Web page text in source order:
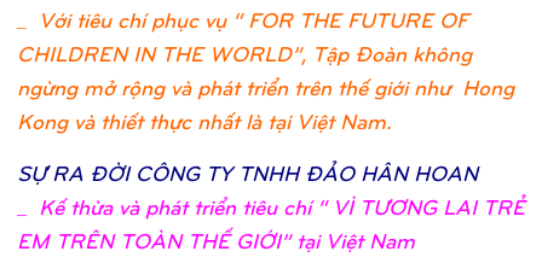
_ Với tiêu chí phục vụ “ FOR THE FUTURE OF
CHILDREN IN THE WORLD”, Tập Đoàn không
ngừng mở rộng và phát triển trên thế giới như Hong
Kong và thiết thực nhất là tại Việt Nam.
SỰRA ĐỜI CÔNG TY TNHH ĐẢO HÂN HOAN
Kế thừa và phát triển tiêu chí “ VÌ TƯƠNG LAI TRẺ
EM TRÊN TOÀN THẾ GIỚI” tại Việt Nam